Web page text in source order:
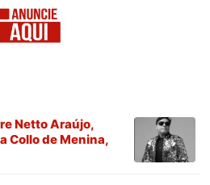
Netto Araújo,
Collo de Menina,